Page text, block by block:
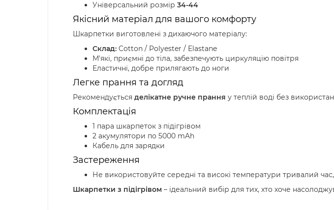
Універсальний розмір 34-44
Якісний матеріал для вашого комфорту
Шкарпетки виготовлені з дихаючого матеріалу:
Склад: Cotton / Polyester / Elastane
М'які, приємні до тіла, забезпечують циркуляцію повітря
Еластичні, добре прилягають до ноги
Легке прання та догляд
Рекомендується делікатне ручне прання у теплій воді без
Комплектація
1 пара шкарпеток з підігрівом
2 акумулятори по 5000 mAh
Кабель для зарядки
Застереження
Не використовуйте середні та високі температури тривалий
Шкарпетки з підігрівом – ідеальний вибір для тих, хто хоче